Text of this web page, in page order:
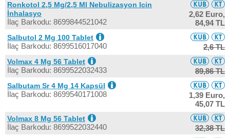
Ronkotol 2,5 Mg/2,5 Ml Nebulizasyon Icin
İnhalasyo
İlaç Barkodu: 8699844521042
2,62 Euro,
84,94 TL
Salbutol 2 Mg 100 Tablet
İlaç Barkodu: 8699516017040 2,6 TL
Volmax 4 Mg 56 Tablet
İlaç Barkodu: 8699522032433 89,86 TL
Salbutam Sr 4 Mg 14 Kapsül
İlaç Barkodu: 8699540171008
1,39 Euro,
45,07 TL
Volmax 8 Mg 56 Tablet
İlaç Barkodu: 8699522032440 32,38 TL